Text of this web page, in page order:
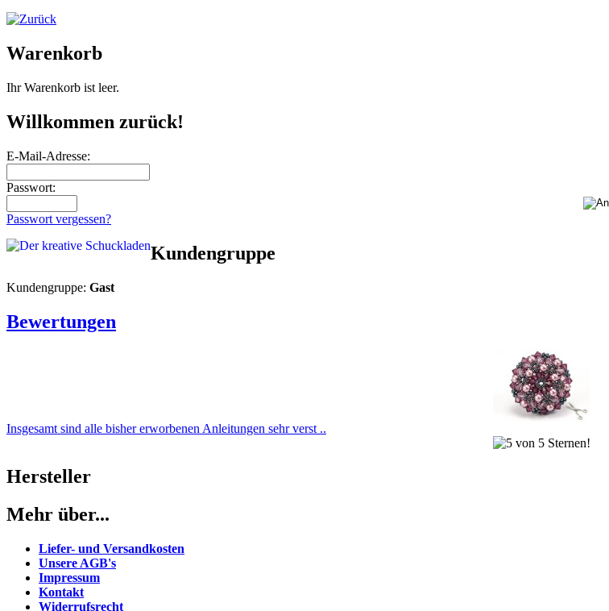
Warenkorb
Ihr Warenkorb ist leer.
Willkommen zurück!
E-Mail-Adresse:
Passwort:
Passwort vergessen?
Kundengruppe
Kundengruppe: Gast
Bewertungen
Insgesamt sind alle bisher erworbenen Anleitungen sehr verst ..
Hersteller
Mehr über...
Liefer- und Versandkosten
Unsere AGB's
Impressum
Kontakt
Widerrufsrecht